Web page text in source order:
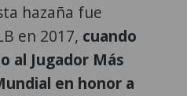
hazaña fue
en 2017, cuando
al Jugador Más
en honor a